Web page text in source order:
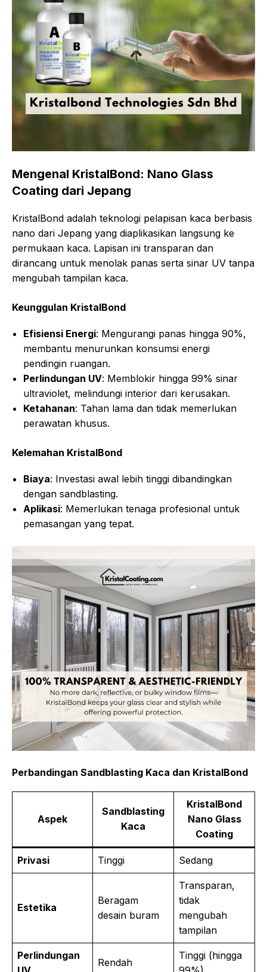
Mengenal KristalBond: Nano Glass
Coating dari Jepang
KristalBond adalah teknologi pelapisan kaca berbasis
nano dari Jepang yang diaplikasikan langsung ke
permukaan kaca. Lapisan ini transparan dan
dirancang untuk menolak panas serta sinar UV tanpa
mengubah tampilan kaca.
Keunggulan KristalBond
Efisiensi Energi: Mengurangi panas hingga 90%,
membantu menurunkan konsumsi energi
pendingin ruangan.
Perlindungan UV: Memblokir hingga 99% sinar
ultraviolet, melindungi interior dari kerusakan.
Ketahanan: Tahan lama dan tidak memerlukan
perawatan khusus.
Kelemahan KristalBond
Biaya: Investasi awal lebih tinggi dibandingkan
dengan sandblasting.
Aplikasi: Memerlukan tenaga profesional untuk
pemasangan yang tepat.
Perbandingan Sandblasting Kaca dan KristalBond
Aspek
Sandblasting
Kaca
KristalBond
Nano Glass
Coating
Privasi Tinggi Sedang
Estetika
Beragam
desain buram
Transparan,
tidak
mengubah
tampilan
Perlindungan
Rendah
Tinggi (hingga